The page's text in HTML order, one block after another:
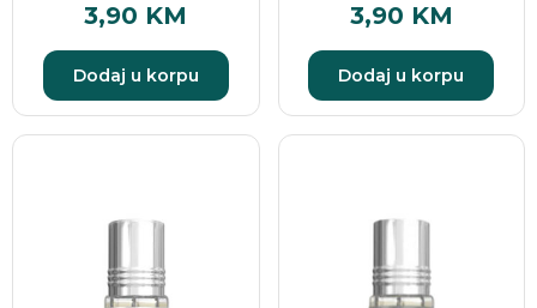
3,90 KM
Dodaj u korpu
3,90 KM
Dodaj u korpu